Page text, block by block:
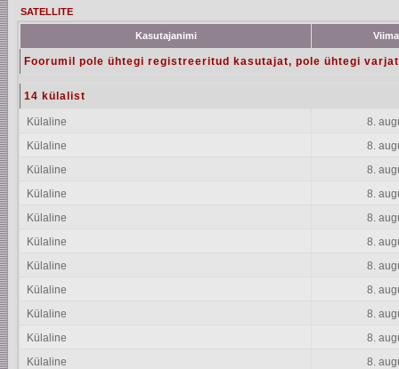
SATELLITE
Kasutajanimi
Foorumil pole ühtegi registreeritud kasutajat, pole ühtegi
14 külalist
Külaline
8.
Külaline
8.
Külaline
8.
Külaline
8.
Külaline
8.
Külaline
8.
Külaline
8.
Külaline
8.
Külaline
8.
Külaline
8.
Külaline
8.